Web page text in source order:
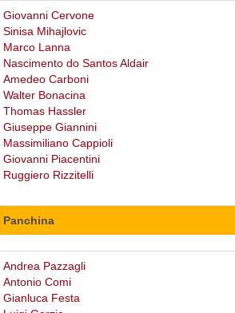
Giovanni Cervone
Sinisa Mihajlovic
Marco Lanna
Nascimento do Santos Aldair
Amedeo Carboni
Walter Bonacina
Thomas Hassler
Giuseppe Giannini
Massimiliano Cappioli
Giovanni Piacentini
Ruggiero Rizzitelli
Panchina
Andrea Pazzagli
Antonio Comi
Gianluca Festa